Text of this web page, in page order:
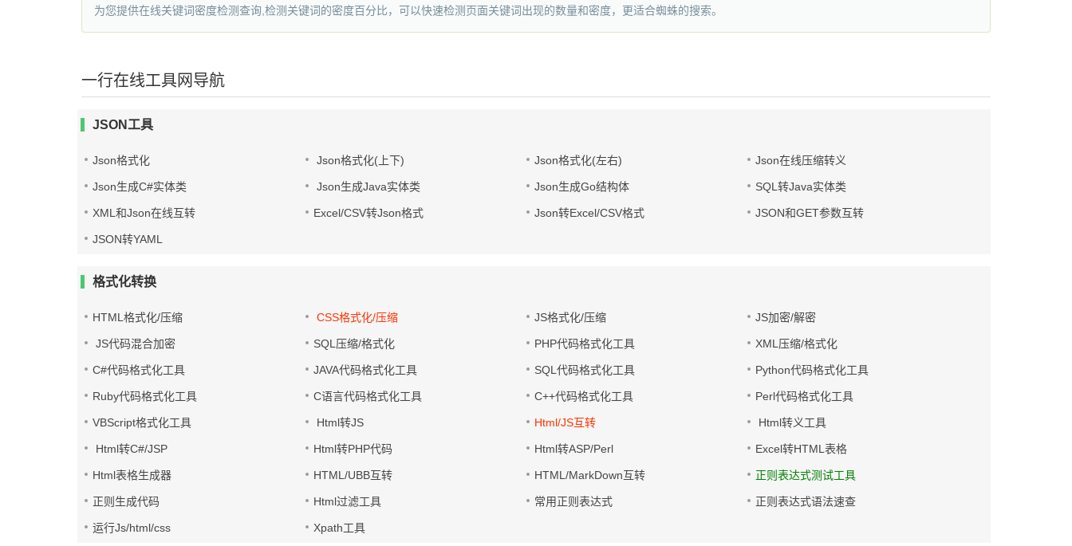
为您提供在线关键词密度检测查询,检测关键词的密度百分比，可以快速检测页面关键词出现的数量和密度，更适合蜘蛛的搜索。
一行在线工具网导航
JSON工具
Json格式化 Json格式化(上下) Json格式化(左右) Json在线压缩转义
Json生成C#实体类 Json生成Java实体类 Json生成Go结构体 SQL转Java实体类
XML和Json在线互转 Excel/CSV转Json格式 Json转Excel/CSV格式 JSON和GET参数互转
JSON转YAML
格式化转换
HTML格式化/压缩 CSS格式化/压缩 JS格式化/压缩 JS加密/解密
JS代码混合加密 SQL压缩/格式化 PHP代码格式化工具 XML压缩/格式化
C#代码格式化工具 JAVA代码格式化工具 SQL代码格式化工具 Python代码格式化工具
Ruby代码格式化工具 C语言代码格式化工具 C++代码格式化工具 Perl代码格式化工具
VBScript格式化工具 Html转JS Html/JS互转 Html转义工具
Html转C#/JSP Html转PHP代码 Html转ASP/Perl Excel转HTML表格
Html表格生成器 HTML/UBB互转 HTML/MarkDown互转 正则表达式测试工具
正则生成代码 Html过滤工具 常用正则表达式 正则表达式语法速查
运行Js/html/css Xpath工具